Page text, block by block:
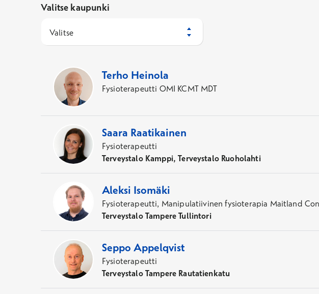
Valitse kaupunki
Valitse
Terho Heinola
Fysioterapeutti OMI KCMT MDT
Saara Raatikainen
Fysioterapeutti
Terveystalo Kamppi, Terveystalo Ruoholahti
Aleksi Isomäki
Fysioterapeutti, Manipulatiivinen fysioterapia Maitland
Terveystalo Tampere Tullintori
Seppo Appelqvist
Fysioterapeutti
Terveystalo Tampere Rautatienkatu